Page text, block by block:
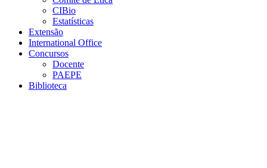
CIBio
Estatísticas
Extensão
International Office
Concursos
Docente
PAEPE
Biblioteca